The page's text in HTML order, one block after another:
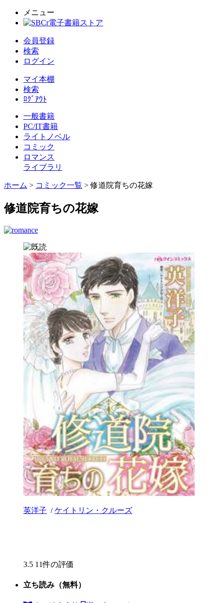
メニュー
会員登録
検索
ログイン
マイ本棚
検索
ﾛｸﾞｱｳﾄ
一般書籍
PC/IT書籍
ライトノベル
コミック
ロマンス
ライブラリ
ホーム > コミック一覧 > 修道院育ちの花嫁
修道院育ちの花嫁
英洋子 /ケイトリン・クルーズ
3.5 11件の評価
立ち読み （無料）